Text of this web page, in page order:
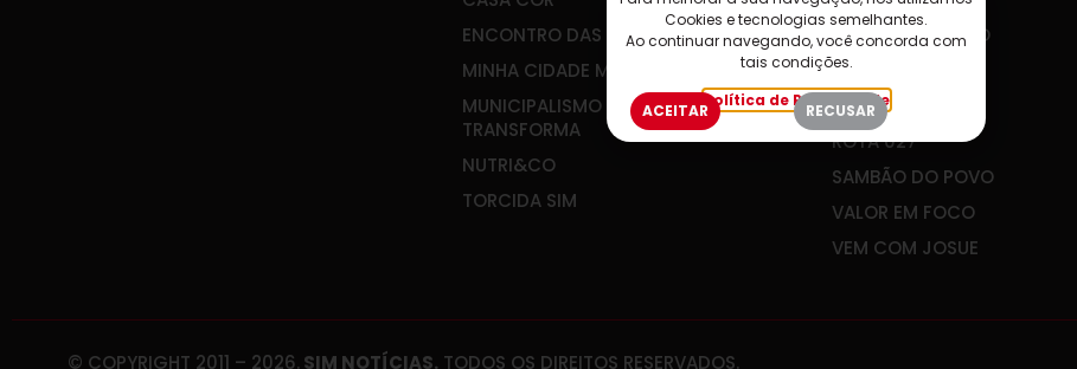
ENCONTRO DAS ÁGUAS
MINHA CIDADE MEU FUTURO
MUNICIPALISMO QUE
TRANSFORMA
NUTRI&CO
TORCIDA SIM
JOÃO GUALBERTO
PLANEJAR É VIVER
RADAR SOCIAL
ROTA 027
SAMBÃO DO POVO
VALOR EM FOCO
VEM COM JOSUE
© COPYRIGHT 2011 – 2026.SIM NOTÍCIAS. TODOS OS DIREITOS RESERVADOS.
Cookies e tecnologias semelhantes.
Ao continuar navegando, você concorda com
tais condições.
Política de Privacidade
ACEITAR RECUSAR